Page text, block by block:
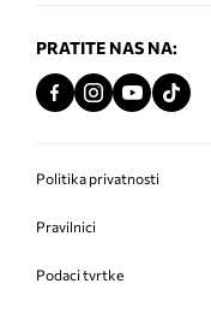
PRATITE NAS NA:
Politika privatnosti
Pravilnici
Podaci tvrtke